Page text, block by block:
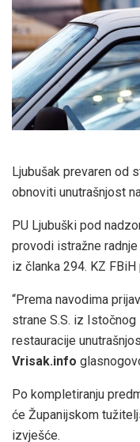
Ljubušak prevaren od
obnoviti unutrašnjost
PU Ljubuški pod
provodi istražne
iz članka 294. KZ
“Prema navodima
strane S.S. iz
restauracije
Vrisak.info
Po kompletiranju
će Županijskom
izvješće.